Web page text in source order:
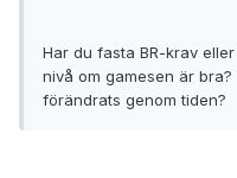
Har du fasta BR-krav
nivå om gamesen är
förändrats genom tiden?